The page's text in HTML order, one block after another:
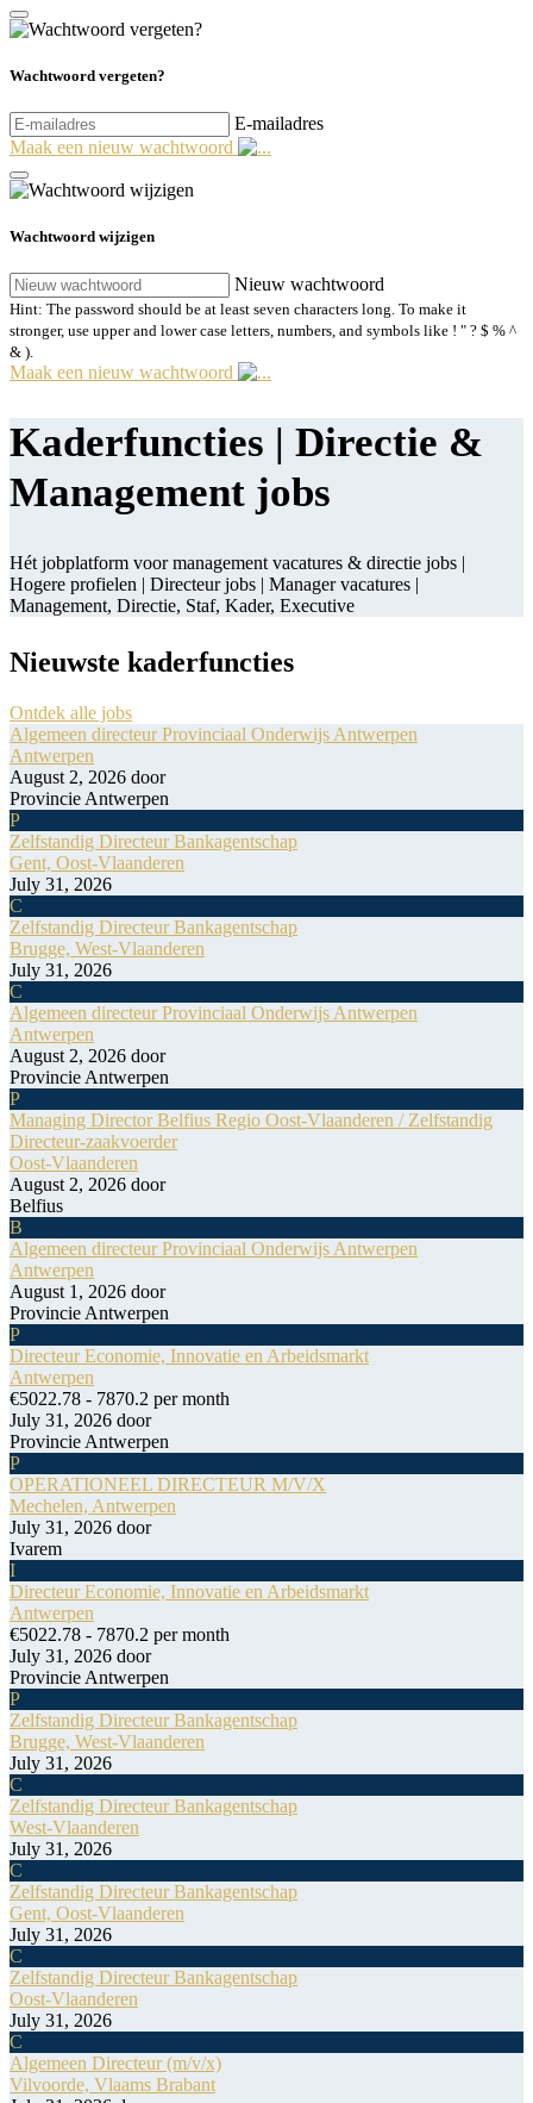
Wachtwoord vergeten?
E-mailadres
Maak een nieuw wachtwoord
Wachtwoord wijzigen
Nieuw wachtwoord
Hint: The password should be at least seven characters long. To make it
stronger, use upper and lower case letters, numbers, and symbols like ! " ? $ % ^
& ).
Maak een nieuw wachtwoord
Kaderfuncties | Directie &
Management jobs​
Hét jobplatform voor management vacatures & directie jobs |
Hogere profielen | Directeur jobs | Manager vacatures |
Management, Directie, Staf, Kader, Executive ​
Nieuwste kaderfuncties
Ontdek alle jobs
Algemeen directeur Provinciaal Onderwijs Antwerpen
Antwerpen
August 2, 2026 door
Provincie Antwerpen
P
Zelfstandig Directeur Bankagentschap
Gent, Oost-Vlaanderen
July 31, 2026
C
Zelfstandig Directeur Bankagentschap
Brugge, West-Vlaanderen
July 31, 2026
C
Algemeen directeur Provinciaal Onderwijs Antwerpen
Antwerpen
August 2, 2026 door
Provincie Antwerpen
P
Managing Director Belfius Regio Oost-Vlaanderen / Zelfstandig
Directeur-zaakvoerder
Oost-Vlaanderen
August 2, 2026 door
Belfius
B
Algemeen directeur Provinciaal Onderwijs Antwerpen
Antwerpen
August 1, 2026 door
Provincie Antwerpen
P
Directeur Economie, Innovatie en Arbeidsmarkt
Antwerpen
€5022.78 - 7870.2 per month
July 31, 2026 door
Provincie Antwerpen
P
OPERATIONEEL DIRECTEUR M/V/X
Mechelen, Antwerpen
July 31, 2026 door
Ivarem
I
Directeur Economie, Innovatie en Arbeidsmarkt
Antwerpen
€5022.78 - 7870.2 per month
July 31, 2026 door
Provincie Antwerpen
P
Zelfstandig Directeur Bankagentschap
Brugge, West-Vlaanderen
July 31, 2026
C
Zelfstandig Directeur Bankagentschap
West-Vlaanderen
July 31, 2026
C
Zelfstandig Directeur Bankagentschap
Gent, Oost-Vlaanderen
July 31, 2026
C
Zelfstandig Directeur Bankagentschap
Oost-Vlaanderen
July 31, 2026
C
Algemeen Directeur (m/v/x)
Vilvoorde, Vlaams Brabant